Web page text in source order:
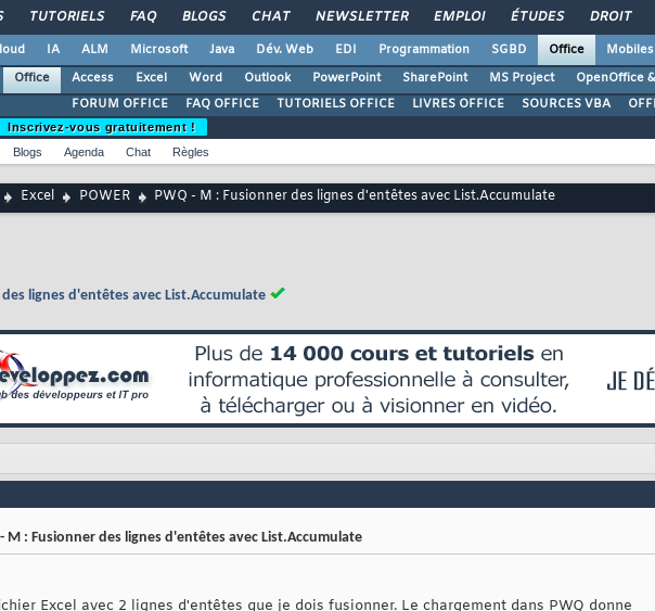
TUTORIELS FAQ BLOGS CHAT NEWSLETTER EMPLOI ÉTUDES DROIT
IA ALM Microsoft Java Dév. Web EDI Programmation SGBD Office
Mobiles
Office
Access Excel Word Outlook PowerPoint SharePoint MS Project
OpenOffice
FORUM OFFICE
FAQ OFFICE TUTORIELS OFFICE LIVRES OFFICE SOURCES VBA
Inscrivez-vous gratuitement !
Blogs Agenda Chat Règles
Excel POWER PWQ - M : Fusionner des lignes d'entêtes avec List.Accumulate
lignes d'entêtes avec List.Accumulate
M : Fusionner des lignes d'entêtes avec List.Accumulate
Excel avec 2 lignes d'entêtes que je dois fusionner. Le chargement dans PWQ donne